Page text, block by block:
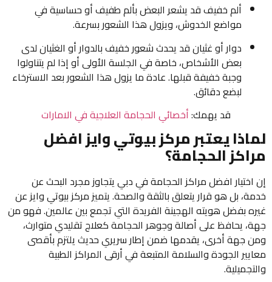
ألم خفيف قد يشعر البعض بألم طفيف أو حساسية في
مواضع الخدوش، ويزول هذا الشعور بسرعة.
دوار أو غثيان قد يحدث شعور خفيف بالدوار أو الغثيان لدى
بعض الأشخاص، خاصة في الجلسة الأولى أو إذا لم يتناولوا
وجبة خفيفة قبلها. عادة ما يزول هذا الشعور بعد الاسترخاء
لبضع دقائق.
قد يهمك:أخصائي الحجامة العلاجية في الامارات
لماذا يعتبر مركز بيوتي وايز افضل
مراكز الحجامة؟
إن اختيار افضل مراكز الحجامة في دبي يتجاوز مجرد البحث عن
خدمة، بل هو قرار يتعلق بالثقة والصحة. يتميز مركز بيوتي وايز عن
غيره بفضل هويته الهجينة الفريدة التي تجمع بين عالمين. فهو من
جهة، يحافظ على أصالة وجوهر الحجامة كعلاج تقليدي متوارث،
ومن جهة أخرى، يقدمها ضمن إطار سريري حديث يلتزم بأقصى
معايير الجودة والسلامة المتبعة في أرقى المراكز الطبية
والتجميلية.